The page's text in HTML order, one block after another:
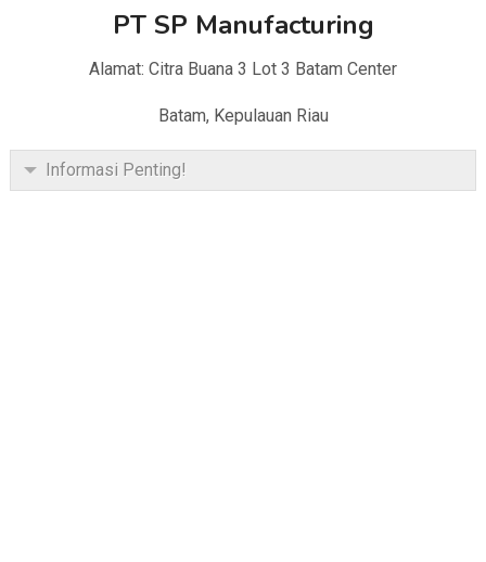
PT SP Manufacturing
Alamat: Citra Buana 3 Lot 3 Batam Center
Batam, Kepulauan Riau
Informasi Penting!